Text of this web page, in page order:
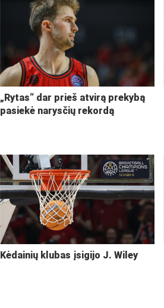
„Rytas“ dar prieš atvirą prekybą
pasiekė narysčių rekordą
Kėdainių klubas įsigijo J. Wiley